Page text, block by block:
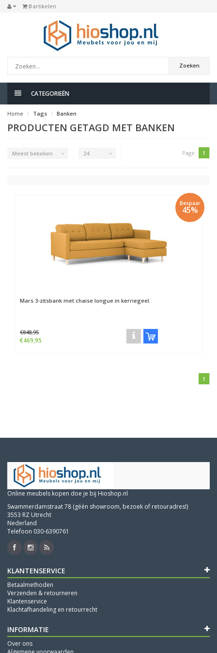
0 artikelen
Zoeken
CATEGORIEËN
Home Tags Banken
PRODUCTEN GETAGD MET BANKEN
Meest bekeken 24 Page: 1
Bespaar
45%
Mars 3-zitsbank met chaise longue in kerriegeel.
€848,95
€469,95
1
Online meubels kopen doe je bij Hioshop.nl
Swammerdamstraat 78 (géén showroom, bezoek of retouradres!)
3553 RZ Utrecht
Nederland
Telefoon 030-6390761
KLANTENSERVICE
Betaalmethoden
Verzenden & retourneren
Klantenservice
Klachtafhandeling en retourrecht
INFORMATIE
Over ons